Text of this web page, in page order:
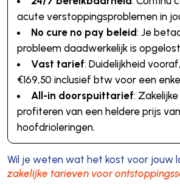
acute verstoppingsproblemen in
No cure no pay beleid: Je
probleem daadwerkelijk is
Vast tarief: Duidelijkheid
€169,50 inclusief btw voor een
All-in doorspuittarief:
profiteren van een heldere prijs
hoofdrioleringen.
Wil je weten wat het kost voor jouw
zakelijke tarieven voor